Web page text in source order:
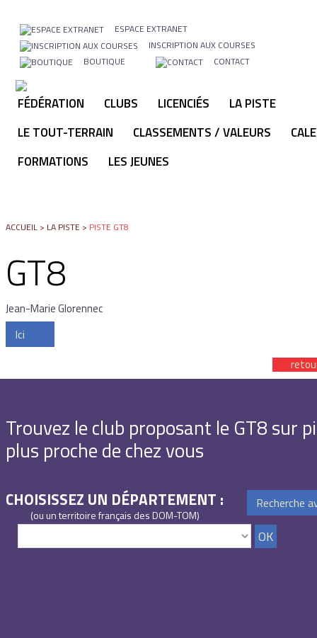
ESPACE EXTRANET
INSCRIPTION AUX COURSES
BOUTIQUE
CONTACT
FÉDÉRATION CLUBS LICENCIÉS
LA PISTE
LE TOUT-TERRAIN
CLASSEMENTS / VALEURS
FORMATIONS
LES JEUNES
ACCUEIL > LA PISTE > PISTE GT8
GT8
Jean-Marie Glorennec
Ici
Trouvez le club proposant le GT8 sur
plus proche de chez vous
Recherche
CHOISISSEZ UN DÉPARTEMENT :
(ou un territoire français des DOM-TOM)
OK